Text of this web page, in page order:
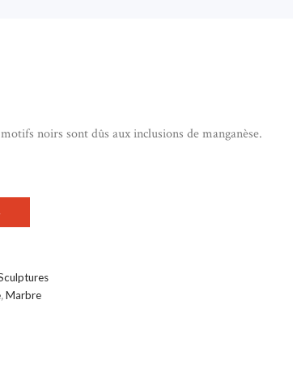
noirs sont dûs aux inclusions de manganèse.
,Marbre